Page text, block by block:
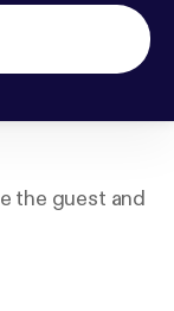
the guest and